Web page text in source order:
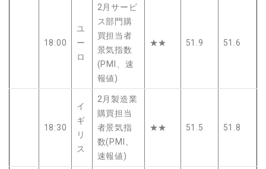
18:00
ユ
ー
ロ
2月サービ
ス部門購
買担当者
景気指数
(PMI、速
報値)
★★ 51.9 51.6
18:30
イ
ギ
リ
ス
2月製造業
購買担当
者景気指
数(PMI、
速報値)
★★ 51.5 51.8